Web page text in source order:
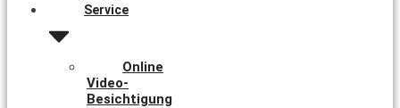
Service
Online
Video-
Besichtigung